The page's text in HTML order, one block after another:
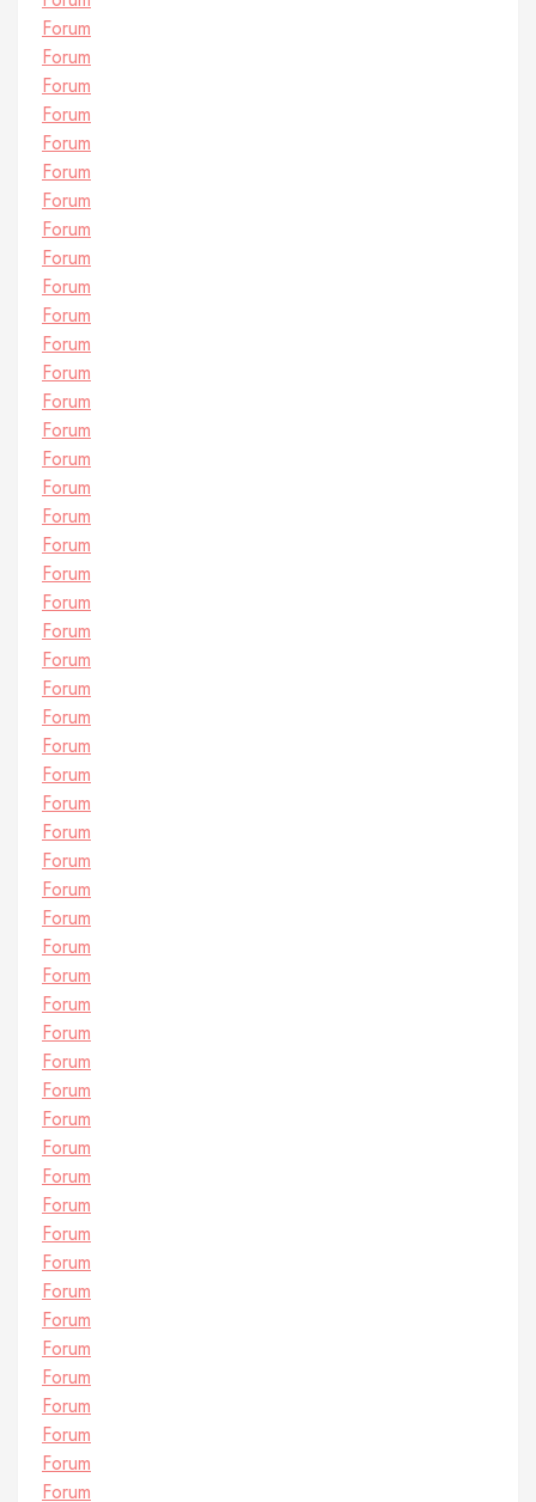
Forum
Forum
Forum
Forum
Forum
Forum
Forum
Forum
Forum
Forum
Forum
Forum
Forum
Forum
Forum
Forum
Forum
Forum
Forum
Forum
Forum
Forum
Forum
Forum
Forum
Forum
Forum
Forum
Forum
Forum
Forum
Forum
Forum
Forum
Forum
Forum
Forum
Forum
Forum
Forum
Forum
Forum
Forum
Forum
Forum
Forum
Forum
Forum
Forum
Forum
Forum
Forum